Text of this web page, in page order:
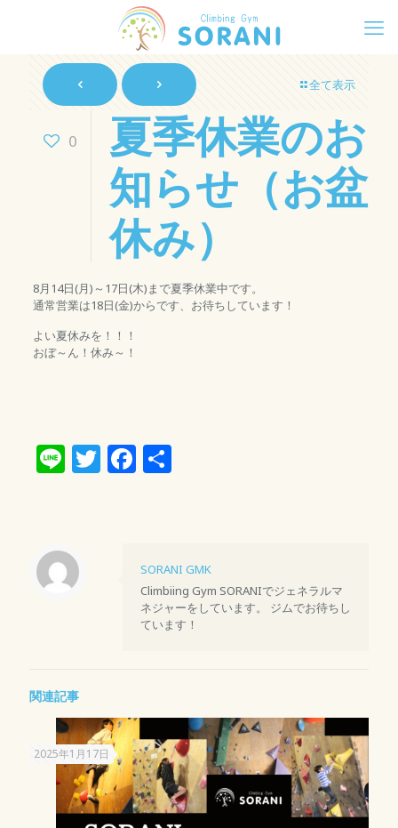
全て表示
0
夏季休業のお
知らせ（お盆
休み）
8月14日(月)～17日(木)まで夏季休業中です。
通常営業は18日(金)からです、お待ちしています！
よい夏休みを！！！
おぼ～ん！休み～！
LineTwitter
Facebook
共
SORANI GMK
Climbiing Gym SORANIでジェネラルマ
ネジャーをしています。 ジムでお待ちし
ています！
関連記事
2025年1月17日